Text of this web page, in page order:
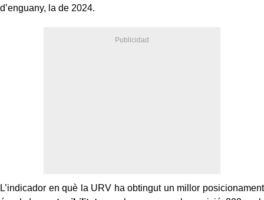
d’enguany, la de 2024.
L’indicador en què la URV ha obtingut un millor posicionament